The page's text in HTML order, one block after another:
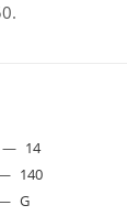
— 14
140
G